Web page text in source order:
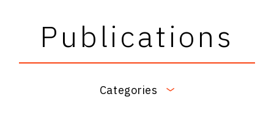
Publications
Categories